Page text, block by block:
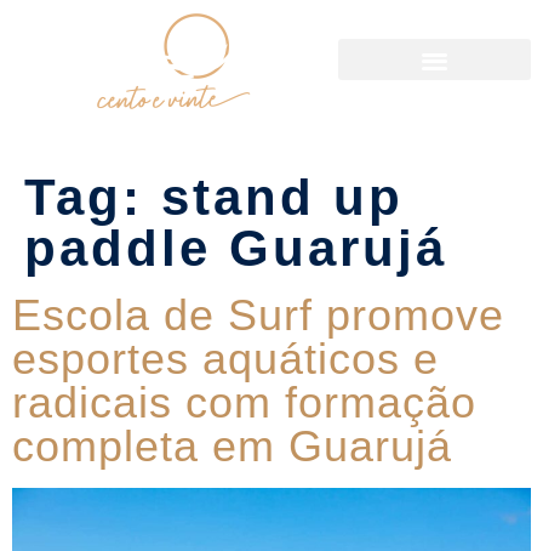
Tag: stand up
paddle Guarujá
Escola de Surf promove
esportes aquáticos e
radicais com formação
completa em Guarujá